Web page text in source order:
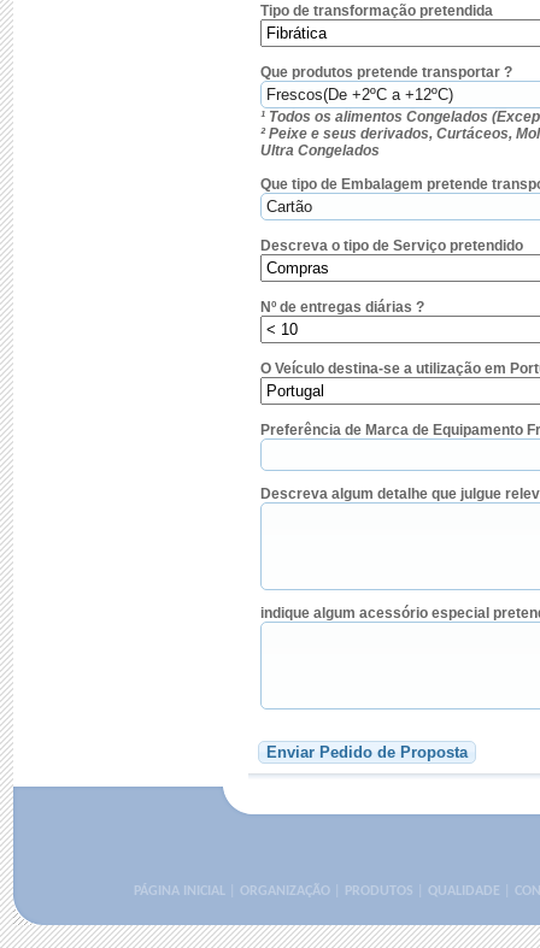
Tipo de transformação pretendida
Que produtos pretende transportar ?
¹ Todos os alimentos Congelados
² Peixe e seus derivados, Curtáceos,
Ultra Congelados
Que tipo de Embalagem pretende
Descreva o tipo de Serviço pretendido
Nº de entregas diárias ?
O Veículo destina-se a utilização em
Preferência de Marca de Equipamento
Descreva algum detalhe que julgue
indique algum acessório especial
Enviar Pedido de Proposta
PÁGINA INICIAL| ORGANIZAÇÃO| PRODUTOS QUALIDADE